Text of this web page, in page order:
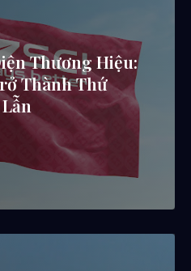
Thương Hiệu:
Thành Thứ